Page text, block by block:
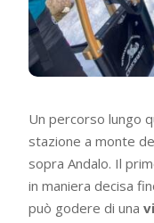
Un percorso lungo
stazione a monte
sopra Andalo. Il
in maniera decisa
può godere di una